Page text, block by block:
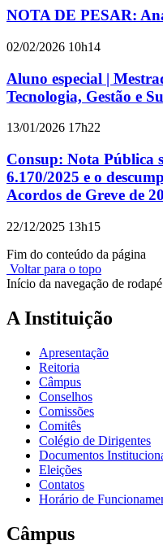
NOTA DE PESAR:
02/02/2026 10h14
Aluno especial |
Tecnologia, Gestão e
13/01/2026 17h22
Consup: Nota Pública
6.170/2025 e o
Acordos de Greve de
22/12/2025 13h15
Fim do conteúdo da página
Voltar para o topo
Início da navegação de rodapé
A Instituição
Apresentação
Reitoria
Câmpus
Conselhos
Comissões
Comitês
Colégio de Dirigentes
Documentos
Eleições
Contatos
Horário de
Câmpus